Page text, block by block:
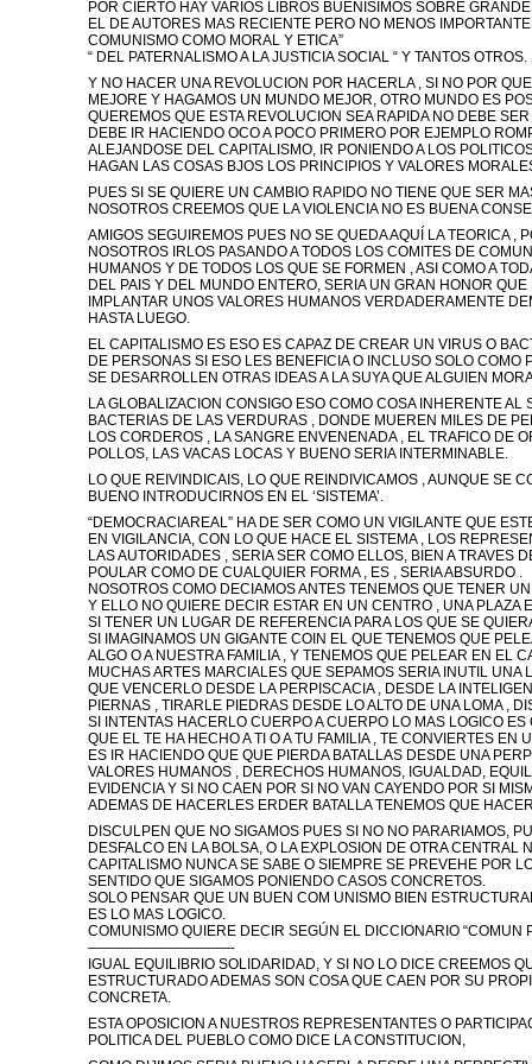
POR CIERTO HAY VARIOS LIBROS BUENISIMOS SOBRE
EL DE AUTORES MAS RECIENTE PERO NO MENOS
COMUNISMO COMO MORAL Y ETICA”
“ DEL PATERNALISMO A LA JUSTICIA SOCIAL “ Y TANTOS OTROS.
Y NO HACER UNA REVOLUCION POR HACERLA , SI NO POR
MEJORE Y HAGAMOS UN MUNDO MEJOR, OTRO MUNDO ES
QUEREMOS QUE ESTA REVOLUCION SEA RAPIDA NO DEBE
DEBE IR HACIENDO OCO A POCO PRIMERO POR EJEMPLO
ALEJANDOSE DEL CAPITALISMO, IR PONIENDO A LOS
HAGAN LAS COSAS BJOS LOS PRINCIPIOS Y VALORES
PUES SI SE QUIERE UN CAMBIO RAPIDO NO TIENE QUE SER
NOSOTROS CREEMOS QUE LA VIOLENCIA NO ES BUENA
AMIGOS SEGUIREMOS PUES NO SE QUEDA AQUÍ LA TEORICA ,
NOSOTROS IRLOS PASANDO A TODOS LOS COMITES DE
HUMANOS Y DE TODOS LOS QUE SE FORMEN , ASI COMO A
DEL PAIS Y DEL MUNDO ENTERO, SERIA UN GRAN HONOR
IMPLANTAR UNOS VALORES HUMANOS VERDADERAMENTE
HASTA LUEGO.
EL CAPITALISMO ES ESO ES CAPAZ DE CREAR UN VIRUS O
DE PERSONAS SI ESO LES BENEFICIA O INCLUSO SOLO COMO
SE DESARROLLEN OTRAS IDEAS A LA SUYA QUE ALGUIEN
LA GLOBALIZACION CONSIGO ESO COMO COSA INHERENTE AL
BACTERIAS DE LAS VERDURAS , DONDE MUEREN MILES DE
LOS CORDEROS , LA SANGRE ENVENENADA , EL TRAFICO DE
POLLOS, LAS VACAS LOCAS Y BUENO SERIA INTERMINABLE.
LO QUE REIVINDICAIS, LO QUE REINDIVICAMOS , AUNQUE SE
BUENO INTRODUCIRNOS EN EL ‘SISTEMA’.
“DEMOCRACIAREAL” HA DE SER COMO UN VIGILANTE QUE
EN VIGILANCIA, CON LO QUE HACE EL SISTEMA , LOS
LAS AUTORIDADES , SERIA SER COMO ELLOS, BIEN A TRAVES
POULAR COMO DE CUALQUIER FORMA , ES , SERIA ABSURDO .
NOSOTROS COMO DECIAMOS ANTES TENEMOS QUE TENER
Y ELLO NO QUIERE DECIR ESTAR EN UN CENTRO , UNA PLAZA
SI TENER UN LUGAR DE REFERENCIA PARA LOS QUE SE
SI IMAGINAMOS UN GIGANTE COIN EL QUE TENEMOS QUE
ALGO O A NUESTRA FAMILIA , Y TENEMOS QUE PELEAR EN EL
MUCHAS ARTES MARCIALES QUE SEPAMOS SERIA INUTIL UNA
QUE VENCERLO DESDE LA PERPISCACIA , DESDE LA
PIERNAS , TIRARLE PIEDRAS DESDE LO ALTO DE UNA LOMA ,
SI INTENTAS HACERLO CUERPO A CUERPO LO MAS LOGICO
QUE EL TE HA HECHO A TI O A TU FAMILIA , TE CONVIERTES EN
ES IR HACIENDO QUE QUE PIERDA BATALLAS DESDE UNA
VALORES HUMANOS , DERECHOS HUMANOS, IGUALDAD,
EVIDENCIA Y SI NO CAEN POR SI NO VAN CAYENDO POR SI
ADEMAS DE HACERLES ERDER BATALLA TENEMOS QUE
DISCULPEN QUE NO SIGAMOS PUES SI NO NO PARARIAMOS,
DESFALCO EN LA BOLSA, O LA EXPLOSION DE OTRA CENTRAL
CAPITALISMO NUNCA SE SABE O SIEMPRE SE PREVEHE POR
SENTIDO QUE SIGAMOS PONIENDO CASOS CONCRETOS.
SOLO PENSAR QUE UN BUEN COM UNISMO BIEN
ES LO MAS LOGICO.
COMUNISMO QUIERE DECIR SEGÚN EL DICCIONARIO “COMUN
——————————-
IGUAL EQUILIBRIO SOLIDARIDAD, Y SI NO LO DICE CREEMOS
ESTRUCTURADO ADEMAS SON COSA QUE CAEN POR SU
CONCRETA.
ESTA OPOSICION A NUESTROS REPRESENTANTES O
POLITICA DEL PUEBLO COMO DICE LA CONSTITUCION,